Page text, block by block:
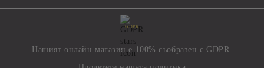
GDPR
Нашият онлайн магазин е 100% съобразен с GDPR.